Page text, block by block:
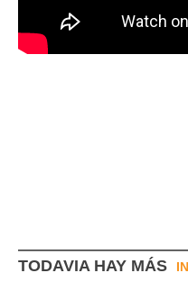
TODAVIA HAY MÁS